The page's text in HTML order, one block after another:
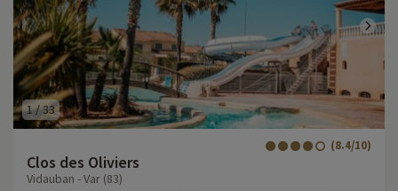
1/33
Clos des Oliviers
(8.4/10)
Vidauban - Var (83)